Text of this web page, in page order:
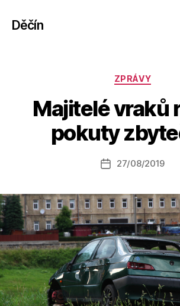
Děčín
Rubriky
ZPRÁVY
Majitelé vraků
pokuty
Autor
příspěvku
u
o
a
o
Datum
27/08/2019